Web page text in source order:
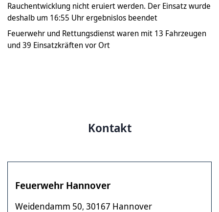
Rauchentwicklung nicht eruiert werden. Der Einsatz wurde
deshalb um 16:55 Uhr ergebnislos beendet
Feuerwehr und Rettungsdienst waren mit 13 Fahrzeugen
und 39 Einsatzkräften vor Ort
Kontakt
Feuerwehr Hannover
Weidendamm 50, 30167 Hannover